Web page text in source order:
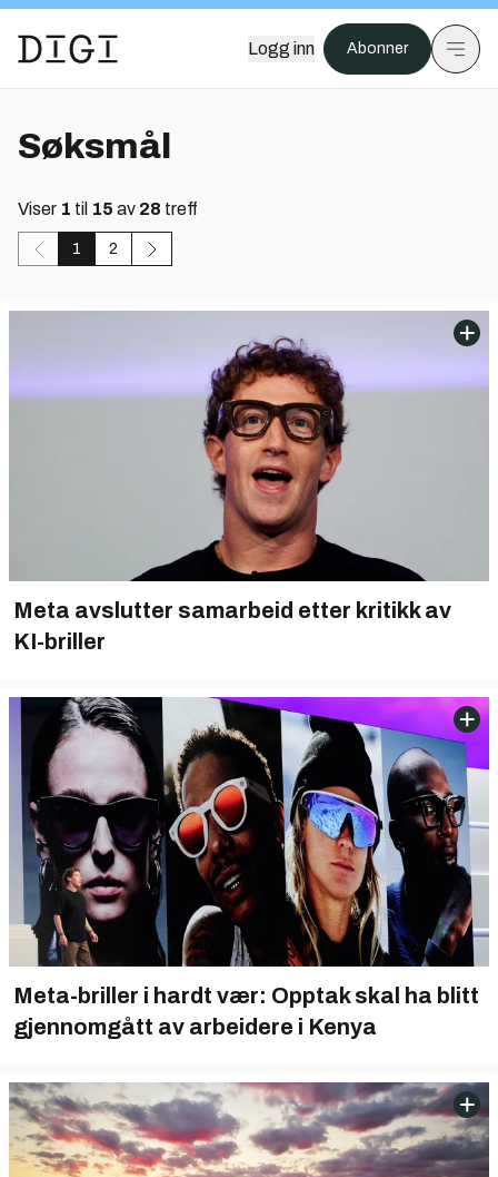
Logg inn Abonner
Søksmål
Viser 1 til 15 av 28 treff
1 2
Meta avslutter samarbeid etter kritikk av
KI-briller
Meta-briller i hardt vær: Opptak skal ha blitt
gjennomgått av arbeidere i Kenya